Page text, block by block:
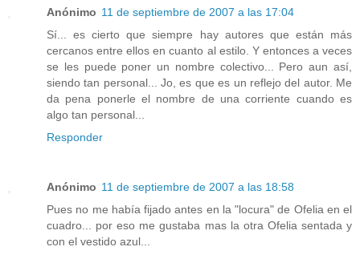
Anónimo 11 de septiembre de 2007 a las 17:04
Sí... es cierto que siempre hay autores que están más
cercanos entre ellos en cuanto al estilo. Y entonces a veces
se les puede poner un nombre colectivo... Pero aun así,
siendo tan personal... Jo, es que es un reflejo del autor. Me
da pena ponerle el nombre de una corriente cuando es
algo tan personal...
Responder
Anónimo 11 de septiembre de 2007 a las 18:58
Pues no me había fijado antes en la "locura" de Ofelia en el
cuadro... por eso me gustaba mas la otra Ofelia sentada y
con el vestido azul...